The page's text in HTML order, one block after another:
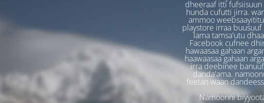
dheeraaf itti fufsiisuun
hunda cufutti jirra.
ammoo
playstore irraa
lama tamsa'utu
Facebook cufnee
hawaasaa gahaan
haawaasaa gahaan
irra deebinee
danda'ama.
feetan waan
Namoonni